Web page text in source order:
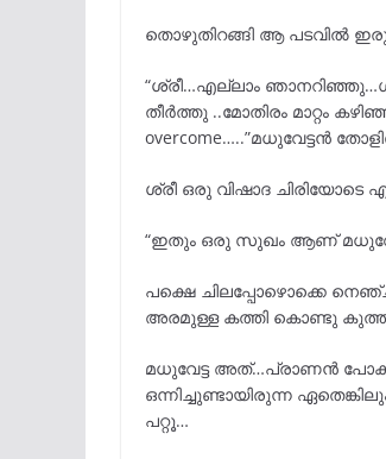
തൊഴുതിറങ്ങി ആ പടവിൽ
“ശ്രീ…എല്ലാം
തീർത്തു ..മോതിരം മാറ്റം
overcome…..”മധുവേട്ടൻ
ശ്രീ ഒരു വിഷാദ ചിരിയോടെ
“ഇതും ഒരു സുഖം ആണ്
പക്ഷെ ചിലപ്പോഴൊക്കെ
അരമുള്ള കത്തി കൊണ്ടു
മധുവേട്ട അത്…പ്രാണൻ
ഒന്നിച്ചുണ്ടായിരുന്ന
പറ്റൂ…